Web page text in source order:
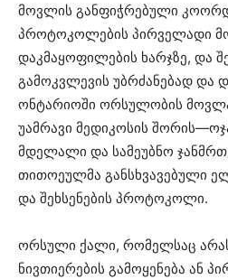
მოვლის განფიჭრებული
პროტოკოლების პირველადი
დაკმაყოფილების ხარჯზე, და
გამოკვლევის უბრძანებად და
ონტარიოში ორსულობის
უამრავი მედიკოსის
მდელალი და სამეუბნო
თითოეულმა განსხვავებული
და შეხსენების პროტოკოლი.
ორსული ქალი, რომელსაც
ნივთიერების გამოყენება ან